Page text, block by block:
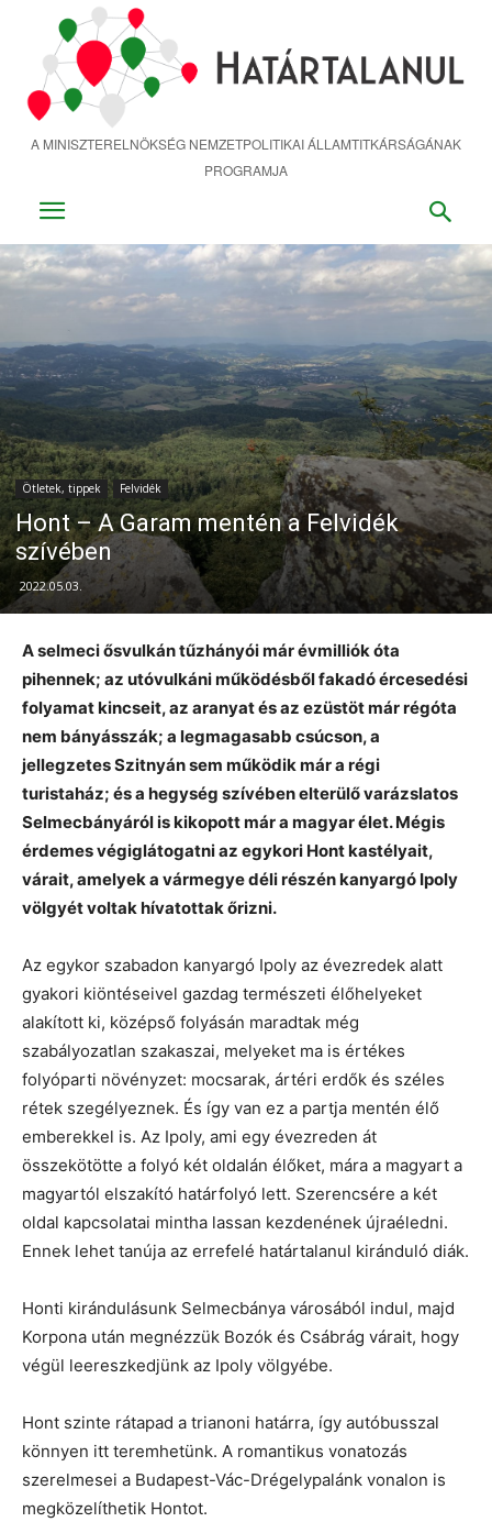
tartalomra
A MINISZTERELNÖKSÉG NEMZETPOLITIKAI ÁLLAMTITKÁRSÁGÁNAK
PROGRAMJA
Ötletek, tippek Felvidék
Hont – A Garam mentén a Felvidék
szívében
2022.05.03.
A selmeci ősvulkán tűzhányói már évmilliók óta
pihennek; az utóvulkáni működésből fakadó ércesedési
folyamat kincseit, az aranyat és az ezüstöt már régóta
nem bányásszák; a legmagasabb csúcson, a
jellegzetes Szitnyán sem működik már a régi
turistaház; és a hegység szívében elterülő varázslatos
Selmecbányáról is kikopott már a magyar élet. Mégis
érdemes végiglátogatni az egykori Hont kastélyait,
várait, amelyek a vármegye déli részén kanyargó Ipoly
völgyét voltak hívatottak őrizni.
Az egykor szabadon kanyargó Ipoly az évezredek alatt
gyakori kiöntéseivel gazdag természeti élőhelyeket
alakított ki, középső folyásán maradtak még
szabályozatlan szakaszai, melyeket ma is értékes
folyóparti növényzet: mocsarak, ártéri erdők és széles
rétek szegélyeznek. És így van ez a partja mentén élő
emberekkel is. Az Ipoly, ami egy évezreden át
összekötötte a folyó két oldalán élőket, mára a magyart a
magyartól elszakító határfolyó lett. Szerencsére a két
oldal kapcsolatai mintha lassan kezdenének újraéledni.
Ennek lehet tanúja az errefelé határtalanul kiránduló diák.
Honti kirándulásunk Selmecbánya városából indul, majd
Korpona után megnézzük Bozók és Csábrág várait, hogy
végül leereszkedjünk az Ipoly völgyébe.
Hont szinte rátapad a trianoni határra, így autóbusszal
könnyen itt teremhetünk. A romantikus vonatozás
szerelmesei a Budapest-Vác-Drégelypalánk vonalon is
megközelíthetik Hontot.